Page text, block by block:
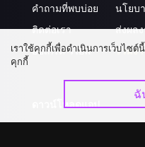
คำถามที่พบบ่อย
ติดต่อเรา
อัปเกรด วีไอพี
นโยบ
ส่งผล
ร่วมง
ดาวน์โหลดแอป
เราใช้คุกกี้เพื่อดำเนินการเว็บไซ
คุกกี้
ฉั